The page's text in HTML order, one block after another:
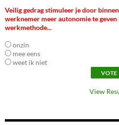
Veilig gedrag stimuleer je door
werknemer meer autonomie te
werkmethode...
onzin
mee eens
weet ik niet
View